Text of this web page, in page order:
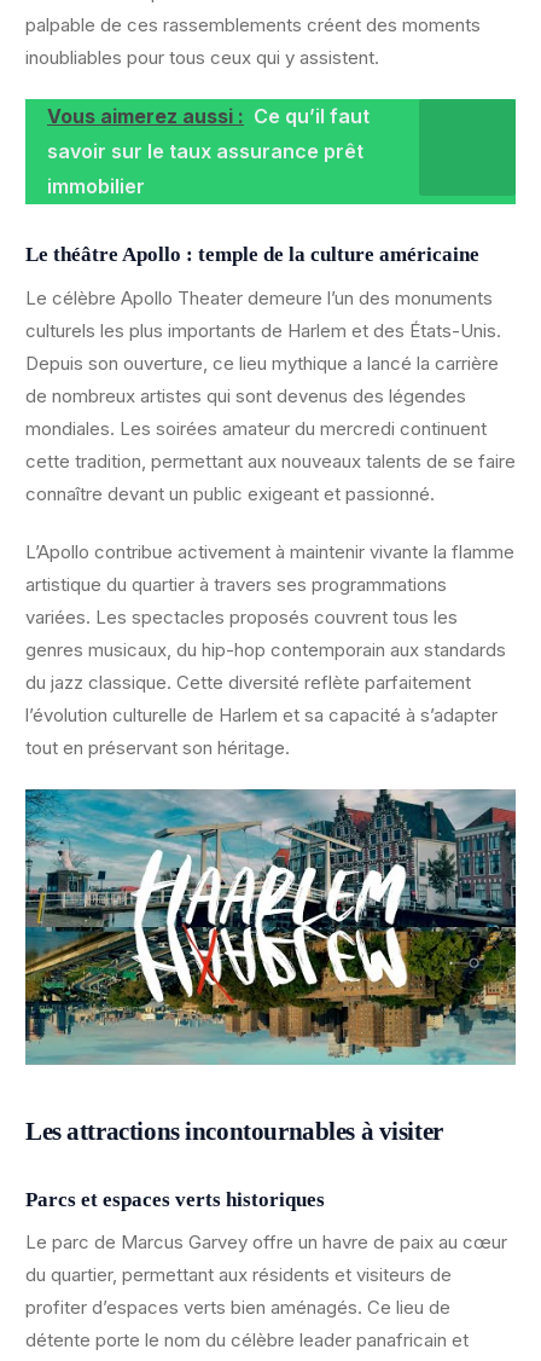
palpable de ces rassemblements créent des moments
inoubliables pour tous ceux qui y assistent.
Vous aimerez aussi : Ce qu’il faut
savoir sur le taux assurance prêt
immobilier
Le théâtre Apollo : temple de la culture américaine
Le célèbre Apollo Theater demeure l’un des monuments
culturels les plus importants de Harlem et des États-Unis.
Depuis son ouverture, ce lieu mythique a lancé la carrière
de nombreux artistes qui sont devenus des légendes
mondiales. Les soirées amateur du mercredi continuent
cette tradition, permettant aux nouveaux talents de se faire
connaître devant un public exigeant et passionné.
L’Apollo contribue activement à maintenir vivante la flamme
artistique du quartier à travers ses programmations
variées. Les spectacles proposés couvrent tous les
genres musicaux, du hip-hop contemporain aux standards
du jazz classique. Cette diversité reflète parfaitement
l’évolution culturelle de Harlem et sa capacité à s’adapter
tout en préservant son héritage.
Les attractions incontournables à visiter
Parcs et espaces verts historiques
Le parc de Marcus Garvey offre un havre de paix au cœur
du quartier, permettant aux résidents et visiteurs de
profiter d’espaces verts bien aménagés. Ce lieu de
détente porte le nom du célèbre leader panafricain et